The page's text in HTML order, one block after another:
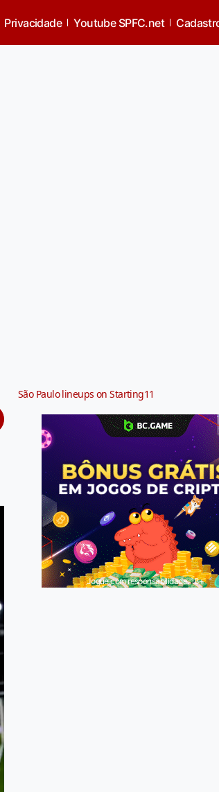
Privacidade Youtube SPFC.net
São Paulo lineups on Starting11
Jogue com responsabilidade. 18+